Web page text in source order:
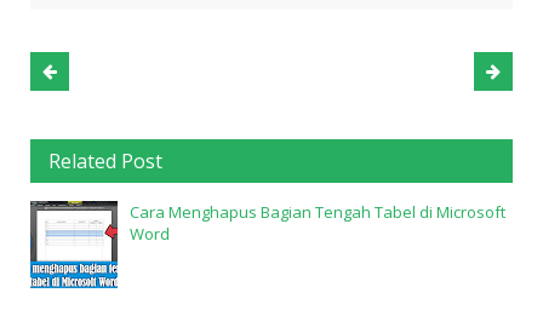
Related Post
Cara Menghapus Bagian Tengah Tabel di Microsoft
Word